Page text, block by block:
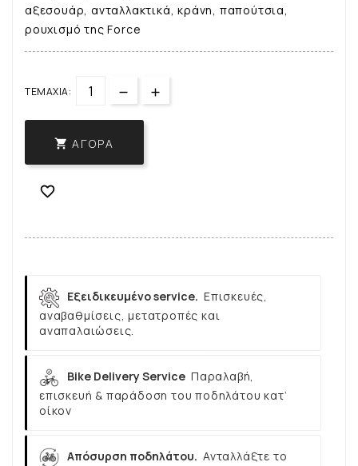
αξεσουάρ, ανταλλακτικά, κράνη, παπούτσια,
ρουχισμό της Force
ΤΕΜΆΧΙΑ:
 ΑΓΟΡΆ

Εξειδικευμένο service. Επισκευές,
αναβαθμίσεις, μετατροπές και
αναπαλαιώσεις.
Bike Delivery Service Παραλαβή,
επισκευή & παράδοση του ποδηλάτου κατ’
οίκον
Απόσυρση ποδηλάτου. Ανταλλάξτε το